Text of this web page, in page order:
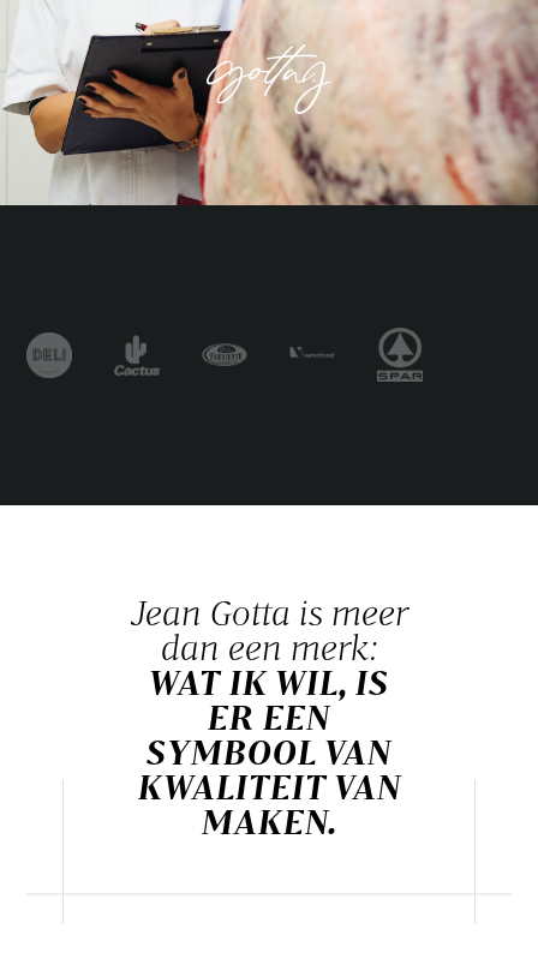
Jean Gotta is meer
dan een merk:
WAT IK WIL, IS
ER EEN
SYMBOOL VAN
KWALITEIT VAN
MAKEN.